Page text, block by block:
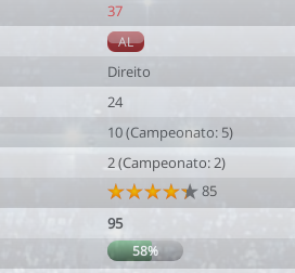
37
AL
Direito
24
10 (Campeonato: 5)
2 (Campeonato: 2)
85
95
58%